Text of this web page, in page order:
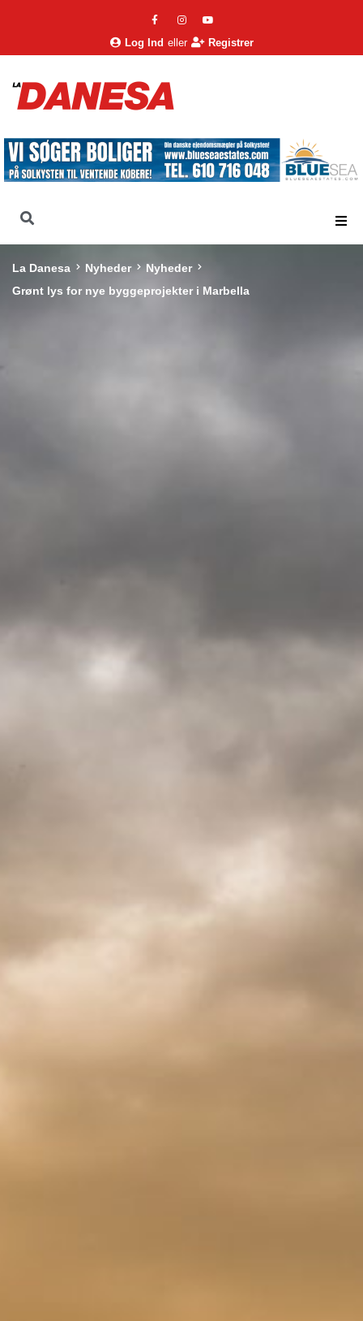
Log Ind eller Registrer
La Danesa Nyheder
Nyheder
Grønt lys for nye byggeprojekter i Marbella